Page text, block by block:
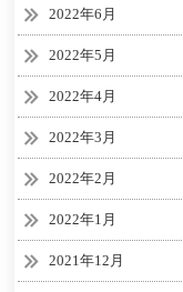
2022年6月
2022年5月
2022年4月
2022年3月
2022年2月
2022年1月
2021年12月